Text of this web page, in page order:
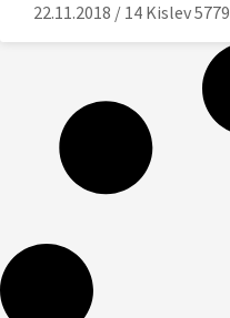
22.11.2018 / 14 Kislev 5779